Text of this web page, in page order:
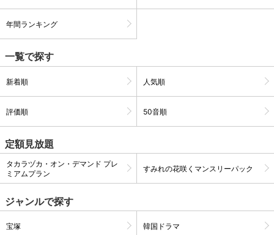
会員設定 会員情報 閉じる
会員情報変更
購入明細
現在獲得済みのお得なクーポンを確認でき
購入履歴
レンタル、購入、定額見放題の購入履歴の
確認が可能です。こちらから視聴いただく
年間ランキング
一覧で探す
新着順 人気順
評価順 50音順
定額見放題
タカラヅカ・オン・デマンド プレ
ミアムプラン
すみれの花咲くマンスリーパック
ジャンルで探す
宝塚 韓国ドラマ